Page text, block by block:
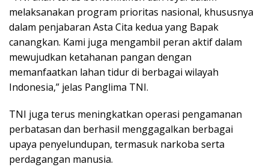
melaksanakan program prioritas nasional, khususnya
dalam penjabaran Asta Cita kedua yang Bapak
canangkan. Kami juga mengambil peran aktif dalam
mewujudkan ketahanan pangan dengan
memanfaatkan lahan tidur di berbagai wilayah
Indonesia,” jelas Panglima TNI.
TNI juga terus meningkatkan operasi pengamanan
perbatasan dan berhasil menggagalkan berbagai
upaya penyelundupan, termasuk narkoba serta
perdagangan manusia.